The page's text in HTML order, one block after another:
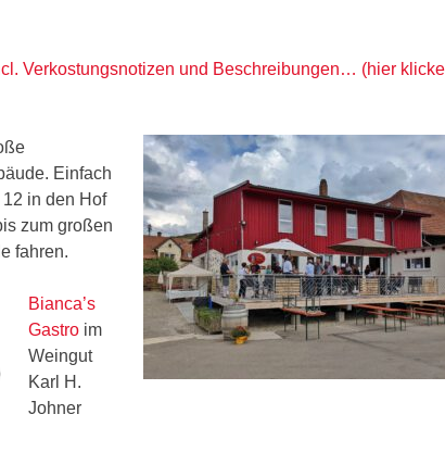
Verkostungsnotizen und Beschreibungen… (hier
Einfach
in den Hof
zum großen
fahren.
Bianca’s
Gastro im
Weingut
Karl H.
Johner